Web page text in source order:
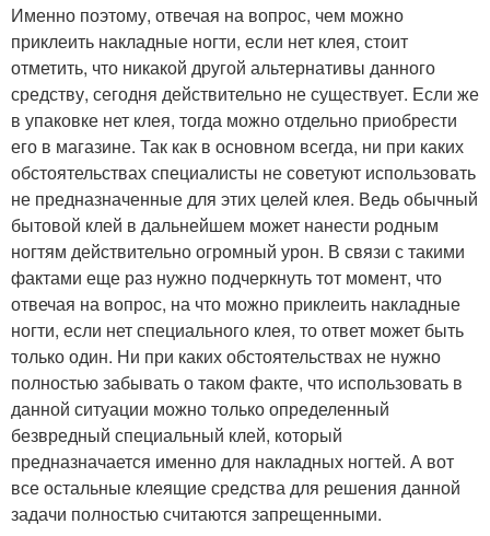
Именно поэтому, отвечая на вопрос, чем можно
приклеить накладные ногти, если нет клея, стоит
отметить, что никакой другой альтернативы данного
средству, сегодня действительно не существует. Если же
в упаковке нет клея, тогда можно отдельно приобрести
его в магазине. Так как в основном всегда, ни при каких
обстоятельствах специалисты не советуют использовать
не предназначенные для этих целей клея. Ведь обычный
бытовой клей в дальнейшем может нанести родным
ногтям действительно огромный урон. В связи с такими
фактами еще раз нужно подчеркнуть тот момент, что
отвечая на вопрос, на что можно приклеить накладные
ногти, если нет специального клея, то ответ может быть
только один. Ни при каких обстоятельствах не нужно
полностью забывать о таком факте, что использовать в
данной ситуации можно только определенный
безвредный специальный клей, который
предназначается именно для накладных ногтей. А вот
все остальные клеящие средства для решения данной
задачи полностью считаются запрещенными.